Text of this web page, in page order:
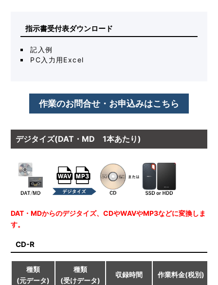
指示書受付表ダウンロード
記入例
PC入力用Excel
作業のお問合せ・お申込みはこちら
デジタイズ(DAT・MD 1本あたり)
DAT・MDからのデジタイズ、CDやWAVやMP3などに変換しま
す。
CD-R
種類
(元データ)
種類
(受けデータ)
収録時間 作業料金(税別)